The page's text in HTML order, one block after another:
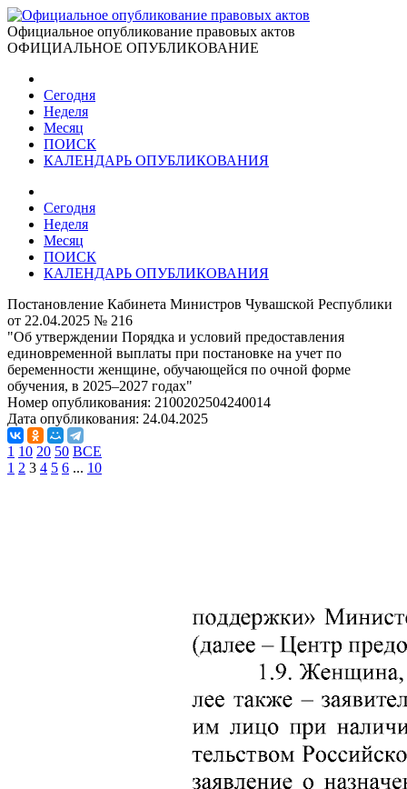
Официальное опубликование правовых актов
ОФИЦИАЛЬНОЕ ОПУБЛИКОВАНИЕ
Сегодня
Неделя
Месяц
ПОИСК
КАЛЕНДАРЬ ОПУБЛИКОВАНИЯ
Сегодня
Неделя
Месяц
ПОИСК
КАЛЕНДАРЬ ОПУБЛИКОВАНИЯ
Постановление Кабинета Министров Чувашской Республики
от 22.04.2025 № 216
"Об утверждении Порядка и условий предоставления
единовременной выплаты при постановке на учет по
беременности женщине, обучающейся по очной форме
обучения, в 2025–2027 годах"
Номер опубликования: 2100202504240014
Дата опубликования: 24.04.2025
1 10 20 50 ВСЕ
1 2 3 4 5 6 ... 10